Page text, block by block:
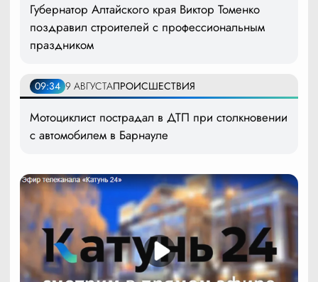
Губернатор Алтайского края Виктор Томенко
поздравил строителей с профессиональным
праздником
09:34 9 АВГУСТАПРОИСШЕСТВИЯ
Мотоциклист пострадал в ДТП при столкновении
с автомобилем в Барнауле